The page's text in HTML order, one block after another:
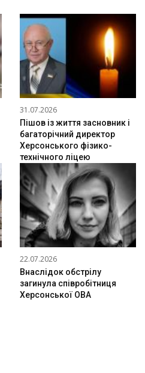
31.07.2026
Пішов із життя засновник і
багаторічний директор
Херсонського фізико-
технічного ліцею
22.07.2026
Внаслідок обстрілу
загинула співробітниця
Херсонської ОВА